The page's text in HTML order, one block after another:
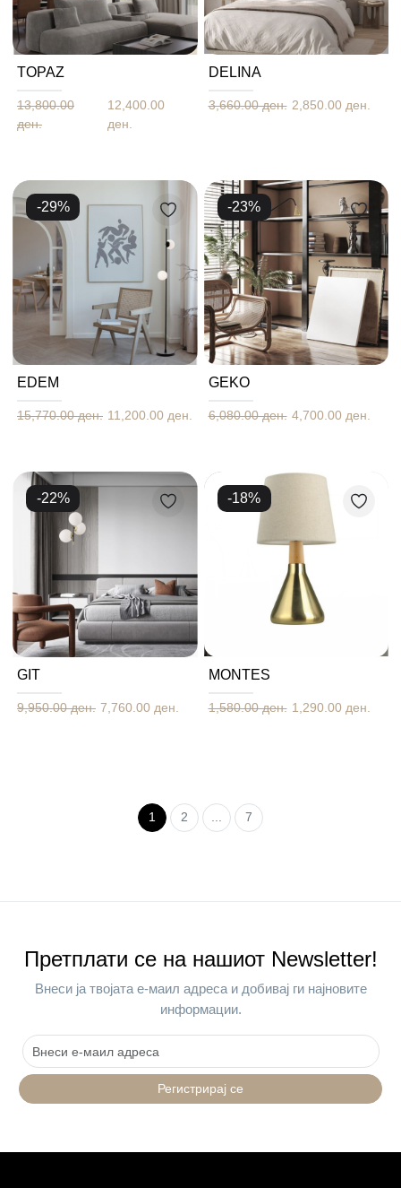
TOPAZ
13,800.00
ден.
12,400.00
ден.
DELINA
3,660.00 ден. 2,850.00 ден.
-29%
EDEM
15,770.00 ден. 11,200.00 ден.
-23%
GEKO
6,080.00 ден. 4,700.00 ден.
-22%
GIT
9,950.00 ден. 7,760.00 ден.
-18%
MONTES
1,580.00 ден. 1,290.00 ден.
1 2 ... 7
Претплати се на нашиот Newsletter!
Внеси ја твојата е-маил адреса и добивај ги најновите
информации.
Регистрирај се